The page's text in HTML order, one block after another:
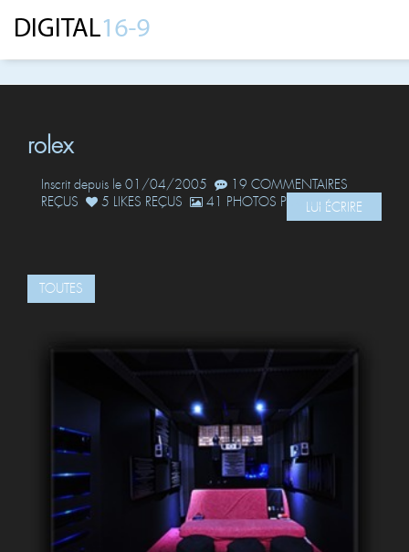
rolex
Inscrit depuis le 01/04/2005
19 COMMENTAIRES
REÇUS
5 LIKES REÇUS 41 PHOTOS POSTÉESLUI ÉCRIRE
TOUTES